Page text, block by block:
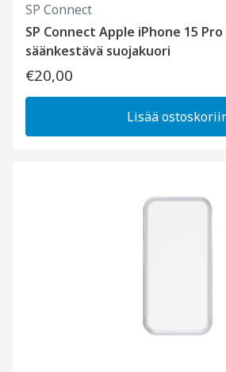
SP Connect
SP Connect Apple iPhone 15
säänkestävä suojakuori
€20,00
Lisää